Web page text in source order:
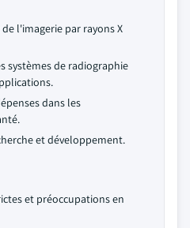
l'imagerie par rayons X
systèmes de radiographie
dans les
et développement.
et préoccupations en